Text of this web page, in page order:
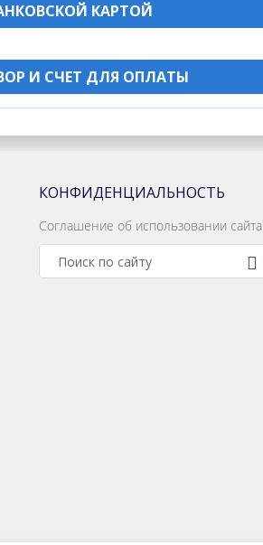
КАРТОЙ
И СЧЕТ ДЛЯ ОПЛАТЫ
КОНФИДЕНЦИАЛЬНОСТЬ
Соглашение об использовании сайта